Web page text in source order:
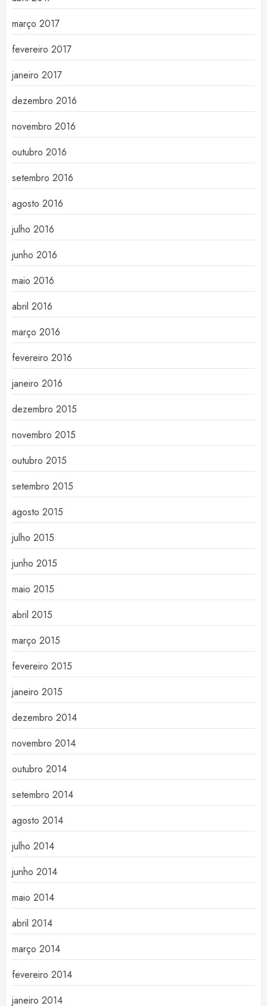
março 2017
fevereiro 2017
janeiro 2017
dezembro 2016
novembro 2016
outubro 2016
setembro 2016
agosto 2016
julho 2016
junho 2016
maio 2016
abril 2016
março 2016
fevereiro 2016
janeiro 2016
dezembro 2015
novembro 2015
outubro 2015
setembro 2015
agosto 2015
julho 2015
junho 2015
maio 2015
abril 2015
março 2015
fevereiro 2015
janeiro 2015
dezembro 2014
novembro 2014
outubro 2014
setembro 2014
agosto 2014
julho 2014
junho 2014
maio 2014
abril 2014
março 2014
fevereiro 2014
janeiro 2014